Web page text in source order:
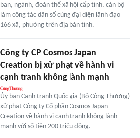
ban, ngành, đoàn thể xã hội cấp tỉnh, cán bộ
làm công tác dân số cùng đại diện lãnh đạo
166 xã, phường trên địa bàn tỉnh.
Công ty CP Cosmos Japan
Creation bị xử phạt về hành vi
cạnh tranh không lành mạnh
Ủy ban Cạnh tranh Quốc gia (Bộ Công Thương)
xử phạt Công ty Cổ phần Cosmos Japan
Creation về hành vi cạnh tranh không lành
mạnh với số tiền 200 triệu đồng.